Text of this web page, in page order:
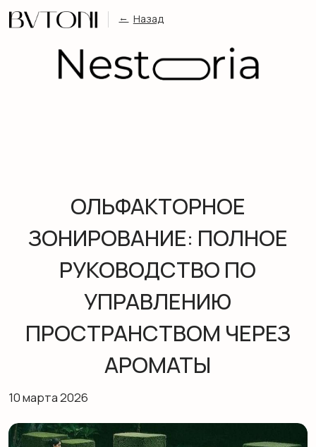
Назад
10 марта 2026
ЗОНИРОВАНИЕ: ПОЛНОЕ
РУКОВОДСТВО ПО
УПРАВЛЕНИЮ
ПРОСТРАНСТВОМ ЧЕРЕЗ
АРОМАТЫ